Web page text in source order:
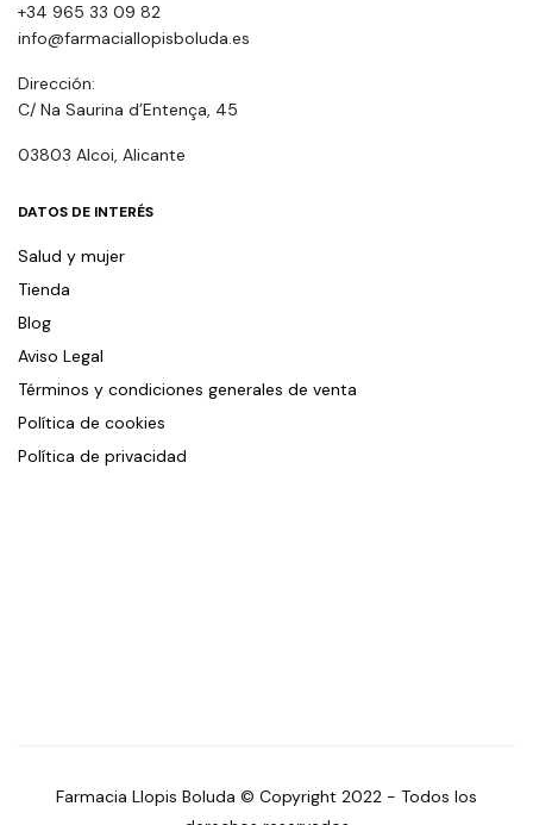
+34 965 33 09 82
info@farmaciallopisboluda.es
Dirección:
C/ Na Saurina d’Entença, 45
03803 Alcoi, Alicante
DATOS DE INTERÉS
Salud y mujer
Tienda
Blog
Aviso Legal
Términos y condiciones generales de venta
Política de cookies
Política de privacidad
Farmacia Llopis Boluda © Copyright 2022 - Todos los